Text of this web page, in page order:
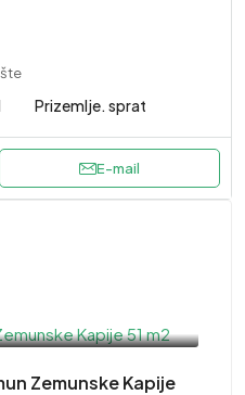
Prizemlje. sprat
E-mail
Zemunske Kapije